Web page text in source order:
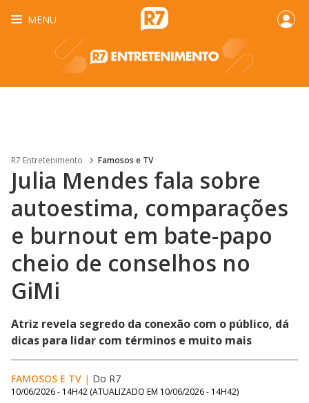
MENU
R7 Entretenimento Famosos e TV
Julia Mendes fala sobre
autoestima, comparações
e burnout em bate-papo
cheio de conselhos no
GiMi
Atriz revela segredo da conexão com o público, dá
dicas para lidar com términos e muito mais
FAMOSOS E TV | Do R7
10/06/2026 - 14H42 (ATUALIZADO EM 10/06/2026 - 14H42)